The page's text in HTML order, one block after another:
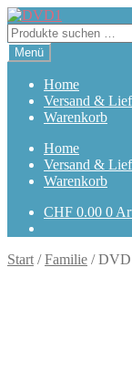
Zur
Navigation
springen
Zum
Inhalt
springen
Suchen
nach:
Menü
Home
Versand &
Warenkorb
Home
Versand &
Warenkorb
CHF 0.00 0
Start /Familie /DVD